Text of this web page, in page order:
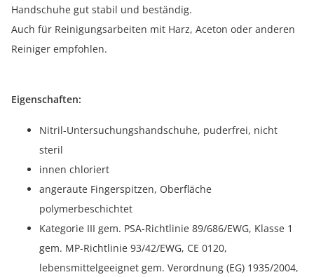
Handschuhe gut stabil und beständig.
Auch für Reinigungsarbeiten mit Harz, Aceton oder anderen
Reiniger empfohlen.
Eigenschaften:
Nitril-Untersuchungshandschuhe, puderfrei, nicht
steril
innen chloriert
angeraute Fingerspitzen, Oberfläche
polymerbeschichtet
Kategorie III gem. PSA-Richtlinie 89/686/EWG, Klasse 1
gem. MP-Richtlinie 93/42/EWG, CE 0120,
lebensmittelgeeignet gem. Verordnung (EG) 1935/2004,